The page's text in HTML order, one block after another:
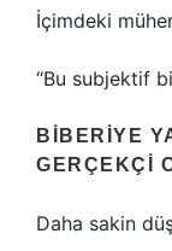
İçimdeki
“Bu subjektif
BIBERIYE
GERÇEKÇI
Daha sakin